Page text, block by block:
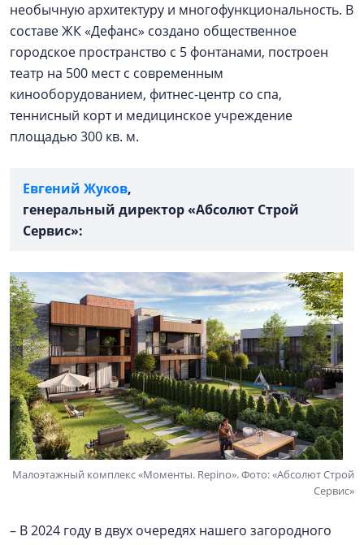
необычную архитектуру и многофункциональность. В
составе ЖК «Дефанс» создано общественное
городское пространство с 5 фонтанами, построен
театр на 500 мест с современным
кинооборудованием, фитнес-центр со спа,
теннисный корт и медицинское учреждение
площадью 300 кв. м.
Евгений Жуков,
генеральный директор «Абсолют Строй
Сервис»:
Малоэтажный комплекс «Моменты. Repino». Фото: «Абсолют Строй
Сервис»
– В 2024 году в двух очередях нашего загородного